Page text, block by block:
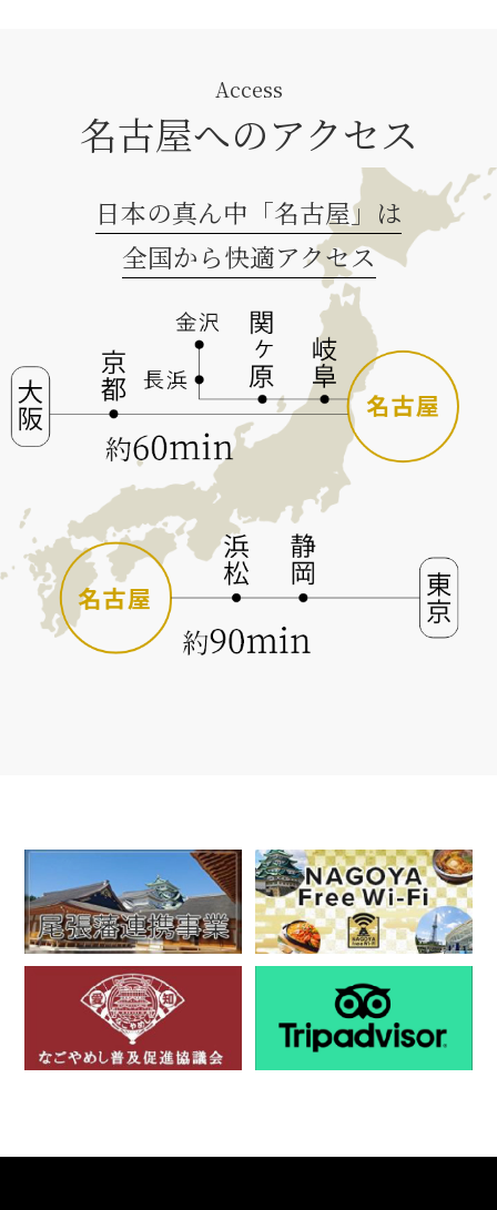
Access
名古屋へのアクセス
日本の真ん中「名古屋」は
全国から快適アクセス